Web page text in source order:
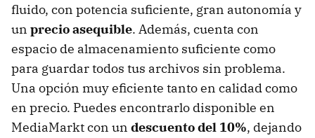
fluido, con potencia suficiente, gran autonomía y
un precio asequible. Además, cuenta con
espacio de almacenamiento suficiente como
para guardar todos tus archivos sin problema.
Una opción muy eficiente tanto en calidad como
en precio. Puedes encontrarlo disponible en
MediaMarkt con un descuento del 10%, dejando